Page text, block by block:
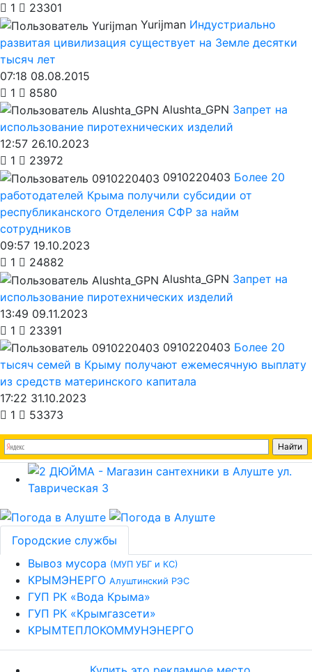
1
23301
Yurijman Индустриально
развитая цивилизация существует на Земле десятки
тысяч лет
07:18 08.08.2015
1
8580
Alushta_GPN Запрет на
использование пиротехнических изделий
12:57 26.10.2023
1
23972
0910220403 Более 20
работодателей Крыма получили субсидии от
республиканского Отделения СФР за найм
сотрудников
09:57 19.10.2023
1
24882
Alushta_GPN Запрет на
использование пиротехнических изделий
13:49 09.11.2023
1
23391
0910220403 Более 20
тысяч семей в Крыму получают ежемесячную выплату
из средств материнского капитала
17:22 31.10.2023
1
53373
Городские службы
Вывоз мусора (МУП УБГ и КС)
КРЫМЭНЕРГО Алуштинский РЭС
ГУП РК «Вода Крыма»
ГУП РК «Крымгазсети»
КРЫМТЕПЛОКОММУНЭНЕРГО